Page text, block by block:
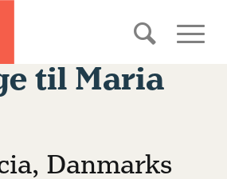
til Maria
Danmarks